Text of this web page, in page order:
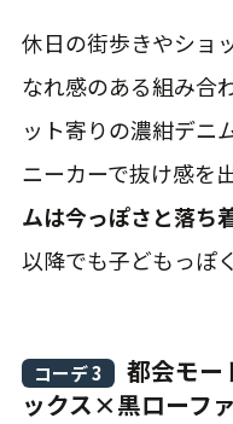
休日の街歩きやショ
なれ感のある組み合
ット寄りの濃紺デニ
ニーカーで抜け感を
ムは今っぽさと落ち
以降でも子どもっぽ
コーデ 3
都会モ
ックス×黒ローフ